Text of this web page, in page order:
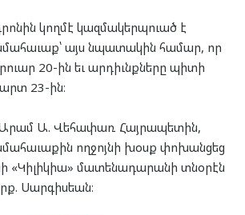
կողմէ կազմակերպուած է
այս նպատակին համար, որ
20-ին եւ արդիւնքները պիտի
23-ին։
Արամ Ա. Վեհափառ Հայրապետին,
ողջոյնի խօսք փոխանցեց
«Կիլիկիա» մատենադարանի տնօրէն
Սարգիսեան։